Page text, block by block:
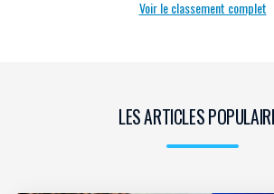
Voir le classement complet
LES ARTICLES